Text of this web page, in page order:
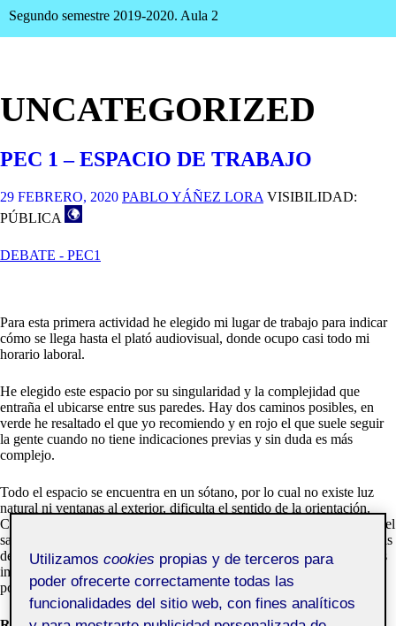
Segundo semestre 2019-2020. Aula 2
UNCATEGORIZED
PEC 1 – ESPACIO DE TRABAJO
29 FEBRERO, 2020 PABLO YÁÑEZ LORA VISIBILIDAD:
PÚBLICA
DEBATE - PEC1
Para esta primera actividad he elegido mi lugar de trabajo para indicar
cómo se llega hasta el plató audiovisual, donde ocupo casi todo mi
horario laboral.
He elegido este espacio por su singularidad y la complejidad que
entraña el ubicarse entre sus paredes. Hay dos caminos posibles, en
verde he resaltado el que yo recomiendo y en rojo el que suele seguir
la gente cuando no tiene indicaciones previas y sin duda es más
complejo.
Todo el espacio se encuentra en un sótano, por lo cual no existe luz
natural ni ventanas al exterior, dificulta el sentido de la orientación.
Como se puede ver en el mapa, tenemos grades espacios principales; el
salón de actos, las oficinas y el plató. Todas estas zonas están rodeadas
de muchas puertas (baños y almacenes), rellanos y un gran pasillo. Es
importante reseñar que no hay ningún tipo de señal con la que nos
podamos orientar.
Utilizamoscookies propias y de terceros para
poder ofrecerte correctamente todas las
funcionalidades del sitio web, con fines analíticos